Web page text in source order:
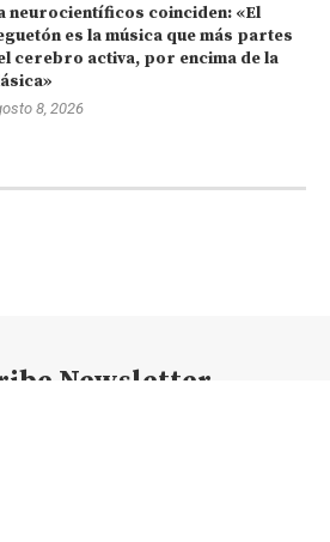
neurocientíficos coinciden: «El
es la música que más partes
cerebro activa, por encima de la
8, 2026
Newsletter